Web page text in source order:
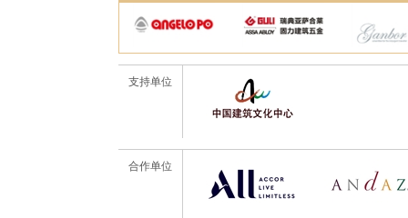
支持单位
合作单位